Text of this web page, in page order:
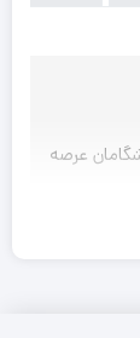
عرصه